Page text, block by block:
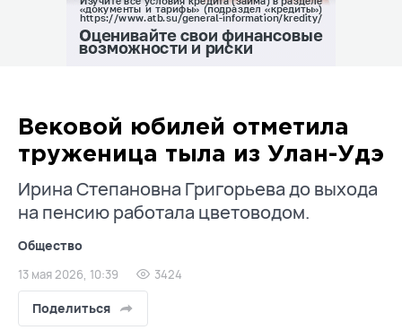
Вековой юбилей отметила
труженица тыла из Улан-Удэ
Ирина Степановна Григорьева до выхода
на пенсию работала цветоводом.
Общество
13 мая 2026, 10:39 3424
Поделиться